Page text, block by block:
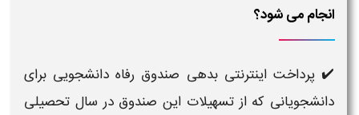
انجام می شود؟
✔️ پرداخت اینترنتی بدهی صندوق رفاه دانشجویی برای
دانشجویانی که از تسهیلات این صندوق در سال تحصیلی